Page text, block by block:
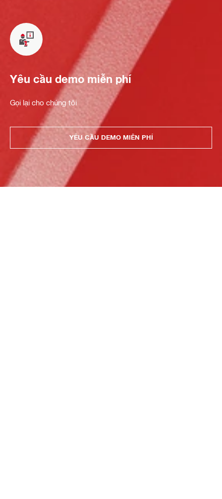
Yêu cầu demo miễn phí
Gọi lại cho chúng tôi
YÊU CẦU DEMO MIỄN PHÍ